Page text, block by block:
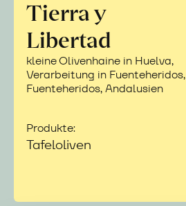
Tierra y
Libertad
kleine Olivenhaine in Huelva,
Verarbeitung in Fuenteheridos,
Fuenteheridos, Andalusien
Produkte:
Tafeloliven